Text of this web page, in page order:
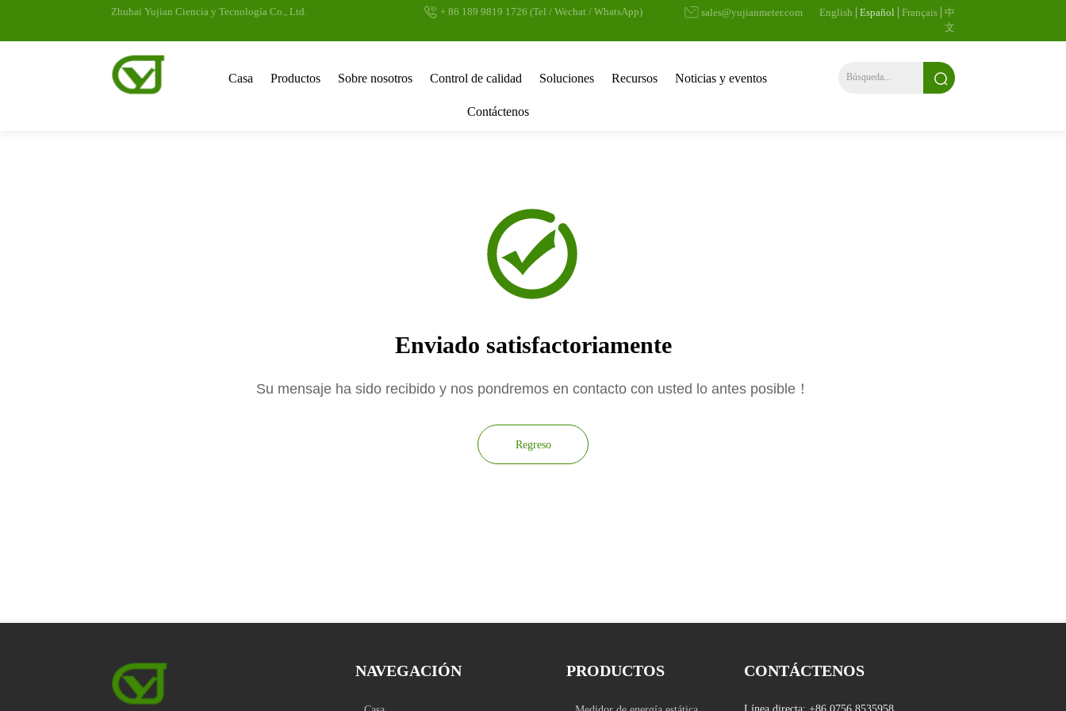
Zhuhai Yujian Ciencia y Tecnología Co., Ltd. + 86 189 9819 1726 (Tel / Wechat / WhatsApp) sales@yujianmeter.com English Español Français
中
文
Casa Productos Sobre nosotros Control de calidad Soluciones Recursos Noticias y eventos
Contáctenos
Enviado satisfactoriamente
Su mensaje ha sido recibido y nos pondremos en contacto con usted lo antes posible！
Regreso
NAVEGACIÓN PRODUCTOS CONTÁCTENOS